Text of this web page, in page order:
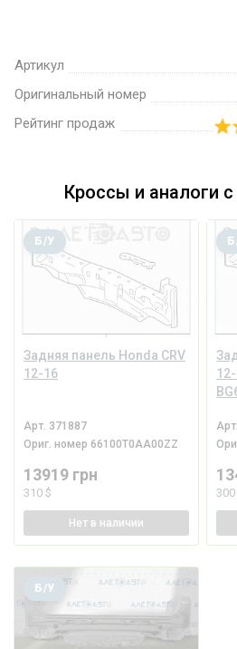
Артикул
Оригинальный номер
Рейтинг продаж
Кроссы и аналоги с
Задняя панель Honda CRV
12-16
Б/У
Арт. 371887
Ориг. номер 66100T0AA00ZZ
13919 грн
310 $
Нет в наличии
Арт.
300
Б/У